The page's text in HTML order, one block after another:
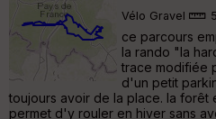
Vélo Gravel
ce parcours
la rando "la
trace modifiée
d'un petit
toujours avoir de la place. la forêt
permet d'y rouler en hiver sans